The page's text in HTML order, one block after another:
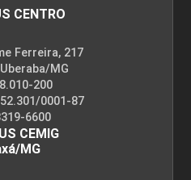
CENTRO
Ferreira, 217
MG
200
0001-87
6600
CEMIG
MG